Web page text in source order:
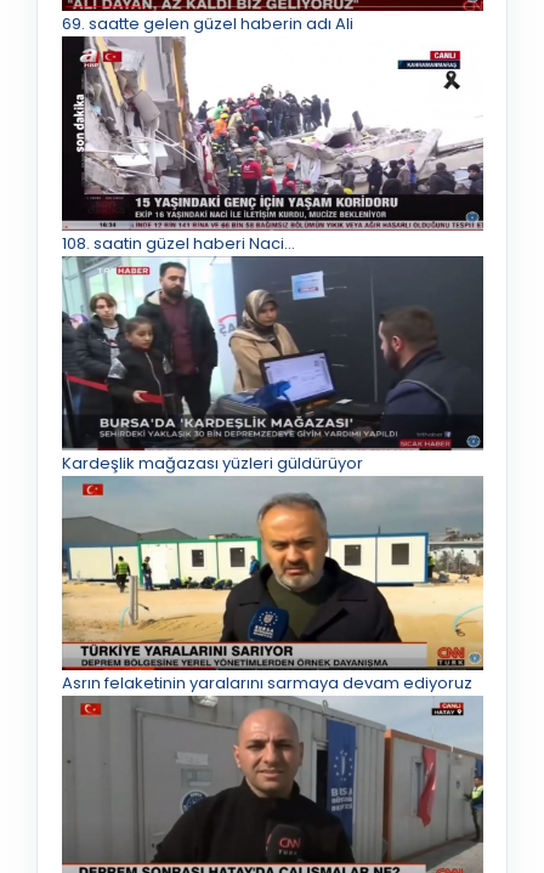
69. saatte gelen güzel haberin adı Ali
108. saatin güzel haberi Naci…
Kardeşlik mağazası yüzleri güldürüyor
Asrın felaketinin yaralarını sarmaya devam ediyoruz